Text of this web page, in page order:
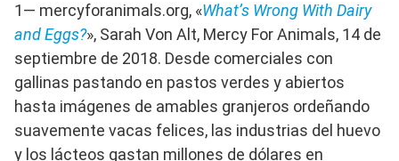
1— mercyforanimals.org, «What’s Wrong With Dairy
and Eggs?», Sarah Von Alt, Mercy For Animals, 14 de
septiembre de 2018. Desde comerciales con
gallinas pastando en pastos verdes y abiertos
hasta imágenes de amables granjeros ordeñando
suavemente vacas felices, las industrias del huevo
y los lácteos gastan millones de dólares en